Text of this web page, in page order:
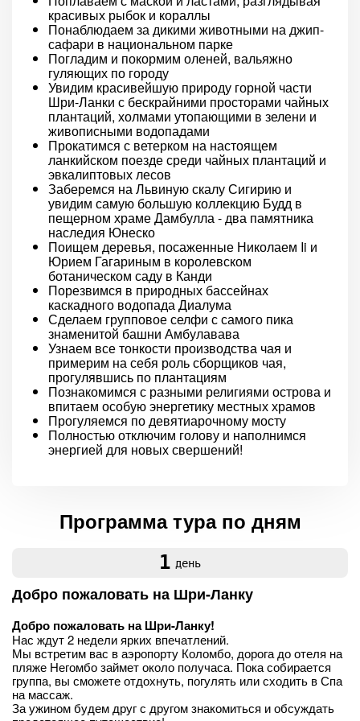
красивых рыбок и кораллы
Понаблюдаем за дикими животными на джип-
сафари в национальном парке
Погладим и покормим оленей, вальяжно
гуляющих по городу
Увидим красивейшую природу горной части
Шри-Ланки с бескрайними просторами чайных
плантаций, холмами утопающими в зелени и
живописными водопадами
Прокатимся с ветерком на настоящем
ланкийском поезде среди чайных плантаций и
эвкалиптовых лесов
Заберемся на Львиную скалу Сигирию и
увидим самую большую коллекцию Будд в
пещерном храме Дамбулла - два памятника
наследия Юнеско
Поищем деревья, посаженные Николаем Ii и
Юрием Гагариным в королевском
ботаническом саду в Канди
Порезвимся в природных бассейнах
каскадного водопада Диалума
Сделаем групповое селфи с самого пика
знаменитой башни Амбулавава
Узнаем все тонкости производства чая и
примерим на себя роль сборщиков чая,
прогулявшись по плантациям
Познакомимся с разными религиями острова и
впитаем особую энергетику местных храмов
Прогуляемся по девятиарочному мосту
Полностью отключим голову и наполнимся
энергией для новых свершений!
Программа тура по дням
1 день
Добро пожаловать на Шри-Ланку
Добро пожаловать на Шри-Ланку!
Нас ждут 2 недели ярких впечатлений.
Мы встретим вас в аэропорту Коломбо, дорога до отеля на
пляже Негомбо займет около получаса. Пока собирается
группа, вы сможете отдохнуть, погулять или сходить в Спа
на массаж.
За ужином будем друг с другом знакомиться и обсуждать